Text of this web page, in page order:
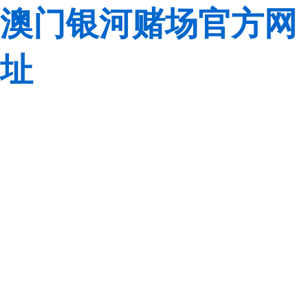
澳门银河赌场官方网
址